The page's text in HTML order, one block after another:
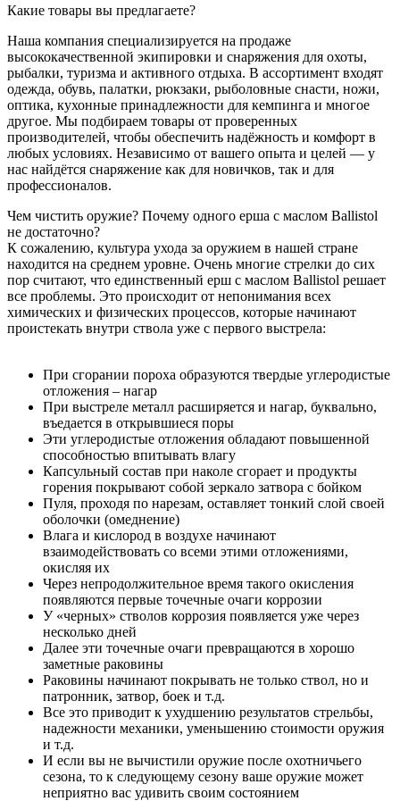
Какие товары вы предлагаете?
Наша компания специализируется на продаже
высококачественной экипировки и снаряжения для охоты,
рыбалки, туризма и активного отдыха. В ассортимент входят
одежда, обувь, палатки, рюкзаки, рыболовные снасти, ножи,
оптика, кухонные принадлежности для кемпинга и многое
другое. Мы подбираем товары от проверенных
производителей, чтобы обеспечить надёжность и комфорт в
любых условиях. Независимо от вашего опыта и целей — у
нас найдётся снаряжение как для новичков, так и для
профессионалов.
Чем чистить оружие? Почему одного ерша с маслом Ballistol
не достаточно?
К сожалению, культура ухода за оружием в нашей стране
находится на среднем уровне. Очень многие стрелки до сих
пор считают, что единственный ерш с маслом Ballistol решает
все проблемы. Это происходит от непонимания всех
химических и физических процессов, которые начинают
проистекать внутри ствола уже с первого выстрела:
При сгорании пороха образуются твердые углеродистые
отложения – нагар
При выстреле металл расширяется и нагар, буквально,
въедается в открывшиеся поры
Эти углеродистые отложения обладают повышенной
способностью впитывать влагу
Капсульный состав при наколе сгорает и продукты
горения покрывают собой зеркало затвора с бойком
Пуля, проходя по нарезам, оставляет тонкий слой своей
оболочки (омеднение)
Влага и кислород в воздухе начинают
взаимодействовать со всеми этими отложениями,
окисляя их
Через непродолжительное время такого окисления
появляются первые точечные очаги коррозии
У «черных» стволов коррозия появляется уже через
несколько дней
Далее эти точечные очаги превращаются в хорошо
заметные раковины
Раковины начинают покрывать не только ствол, но и
патронник, затвор, боек и т.д.
Все это приводит к ухудшению результатов стрельбы,
надежности механики, уменьшению стоимости оружия
и т.д.
И если вы не вычистили оружие после охотничьего
сезона, то к следующему сезону ваше оружие может
неприятно вас удивить своим состоянием